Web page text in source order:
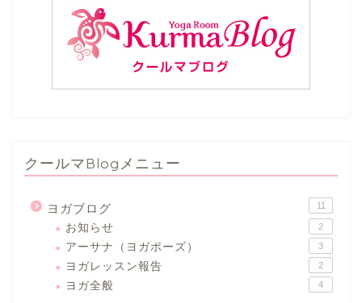
クールマBlogメニュー
ヨガブログ 11
お知らせ 2
アーサナ（ヨガポーズ） 3
ヨガレッスン報告 2
ヨガ全般 4